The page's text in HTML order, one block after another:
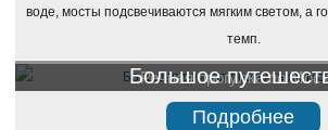
воде, мосты подсвечиваются мягким светом, а
темп.
Речная прогулка по
Большое
Подробнее